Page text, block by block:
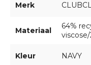
Merk
Materiaal
64%
Kleur NAVY